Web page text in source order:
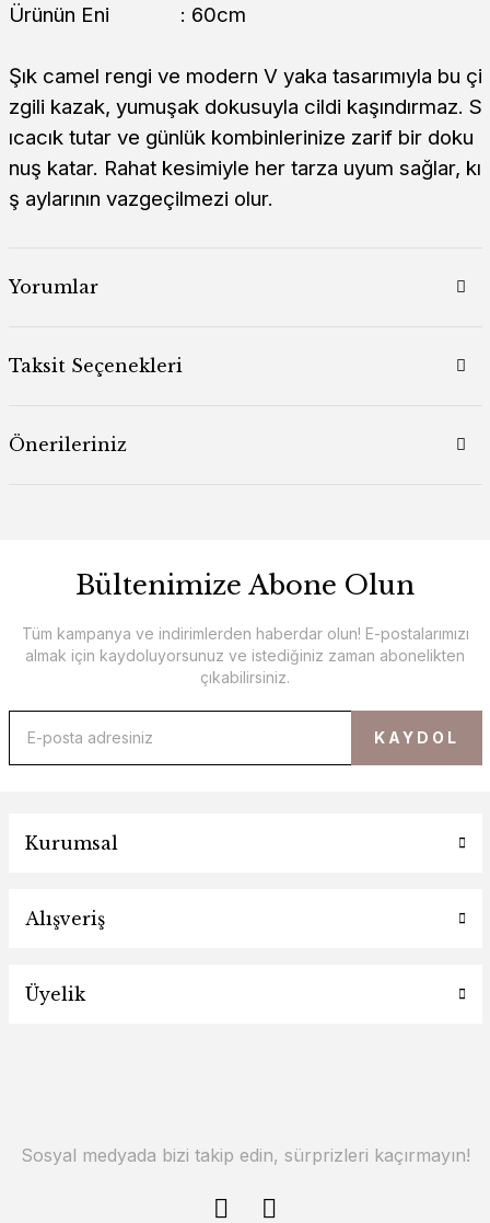
Ürünün Eni : 60cm
Şık camel rengi ve modern V yaka tasarımıyla bu çi
zgili kazak, yumuşak dokusuyla cildi kaşındırmaz. S
ıcacık tutar ve günlük kombinlerinize zarif bir doku
nuş katar. Rahat kesimiyle her tarza uyum sağlar, kı
ş aylarının vazgeçilmezi olur.
Yorumlar
Taksit Seçenekleri
Önerileriniz
Bültenimize Abone Olun
Tüm kampanya ve indirimlerden haberdar olun! E-postalarımızı
almak için kaydoluyorsunuz ve istediğiniz zaman abonelikten
çıkabilirsiniz.
KAYDOL
Kurumsal
Alışveriş
Üyelik
Sosyal medyada bizi takip edin, sürprizleri kaçırmayın!